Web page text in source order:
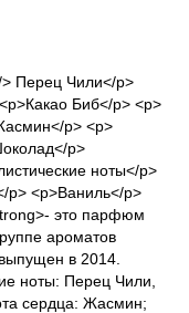
Перец Чили</p>
Биб</p> <p>
p> <p>
p>
ноты</p>
p> <p>Ваниль</p>
это парфюм
ароматов
в 2014.
ноты: Перец Чили,
сердца: Жасмин;